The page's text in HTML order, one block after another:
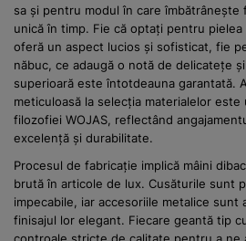
sa și pentru modul în care îmbătrânește
unică în timp. Fie că optați pentru
oferă un aspect lucios și sofisticat, fie
năbuc, ce adaugă o notă de delicatețe
superioară este întotdeauna garantată.
meticuloasă la selecția materialelor este
filozofiei WOJAS, reflectând
excelență și durabilitate.
Procesul de fabricație implică mâini
brută în articole de lux. Cusăturile sunt
impecabile, iar accesoriile metalice
finisajul lor elegant. Fiecare geantă tip
controale stricte de calitate pentru a ne